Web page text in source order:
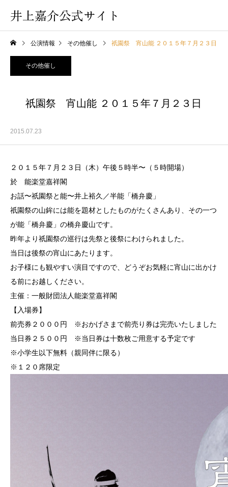
井上嘉介公式サイト
公演情報 その他催し 祇園祭 宵山能 ２０１５年７月２３日
その他催し
祇園祭 宵山能 ２０１５年７月２３日
2015.07.23
２０１５年７月２３日（木）午後５時半〜（５時開場）
於 能楽堂嘉祥閣
お話〜祇園祭と能〜井上裕久／半能「橋弁慶」
祇園祭の山鉾には能を題材としたものがたくさんあり、その一つ
が能「橋弁慶」の橋弁慶山です。
昨年より祇園祭の巡行は先祭と後祭にわけられました。
当日は後祭の宵山にあたります。
お子様にも観やすい演目ですので、どうぞお気軽に宵山に出かけ
る前にお越しください。
主催：一般財団法人能楽堂嘉祥閣
【入場券】
前売券２０００円 ※おかげさまで前売り券は完売いたしました
当日券２５００円 ※当日券は十数枚ご用意する予定です
※小学生以下無料（親同伴に限る）
※１２０席限定